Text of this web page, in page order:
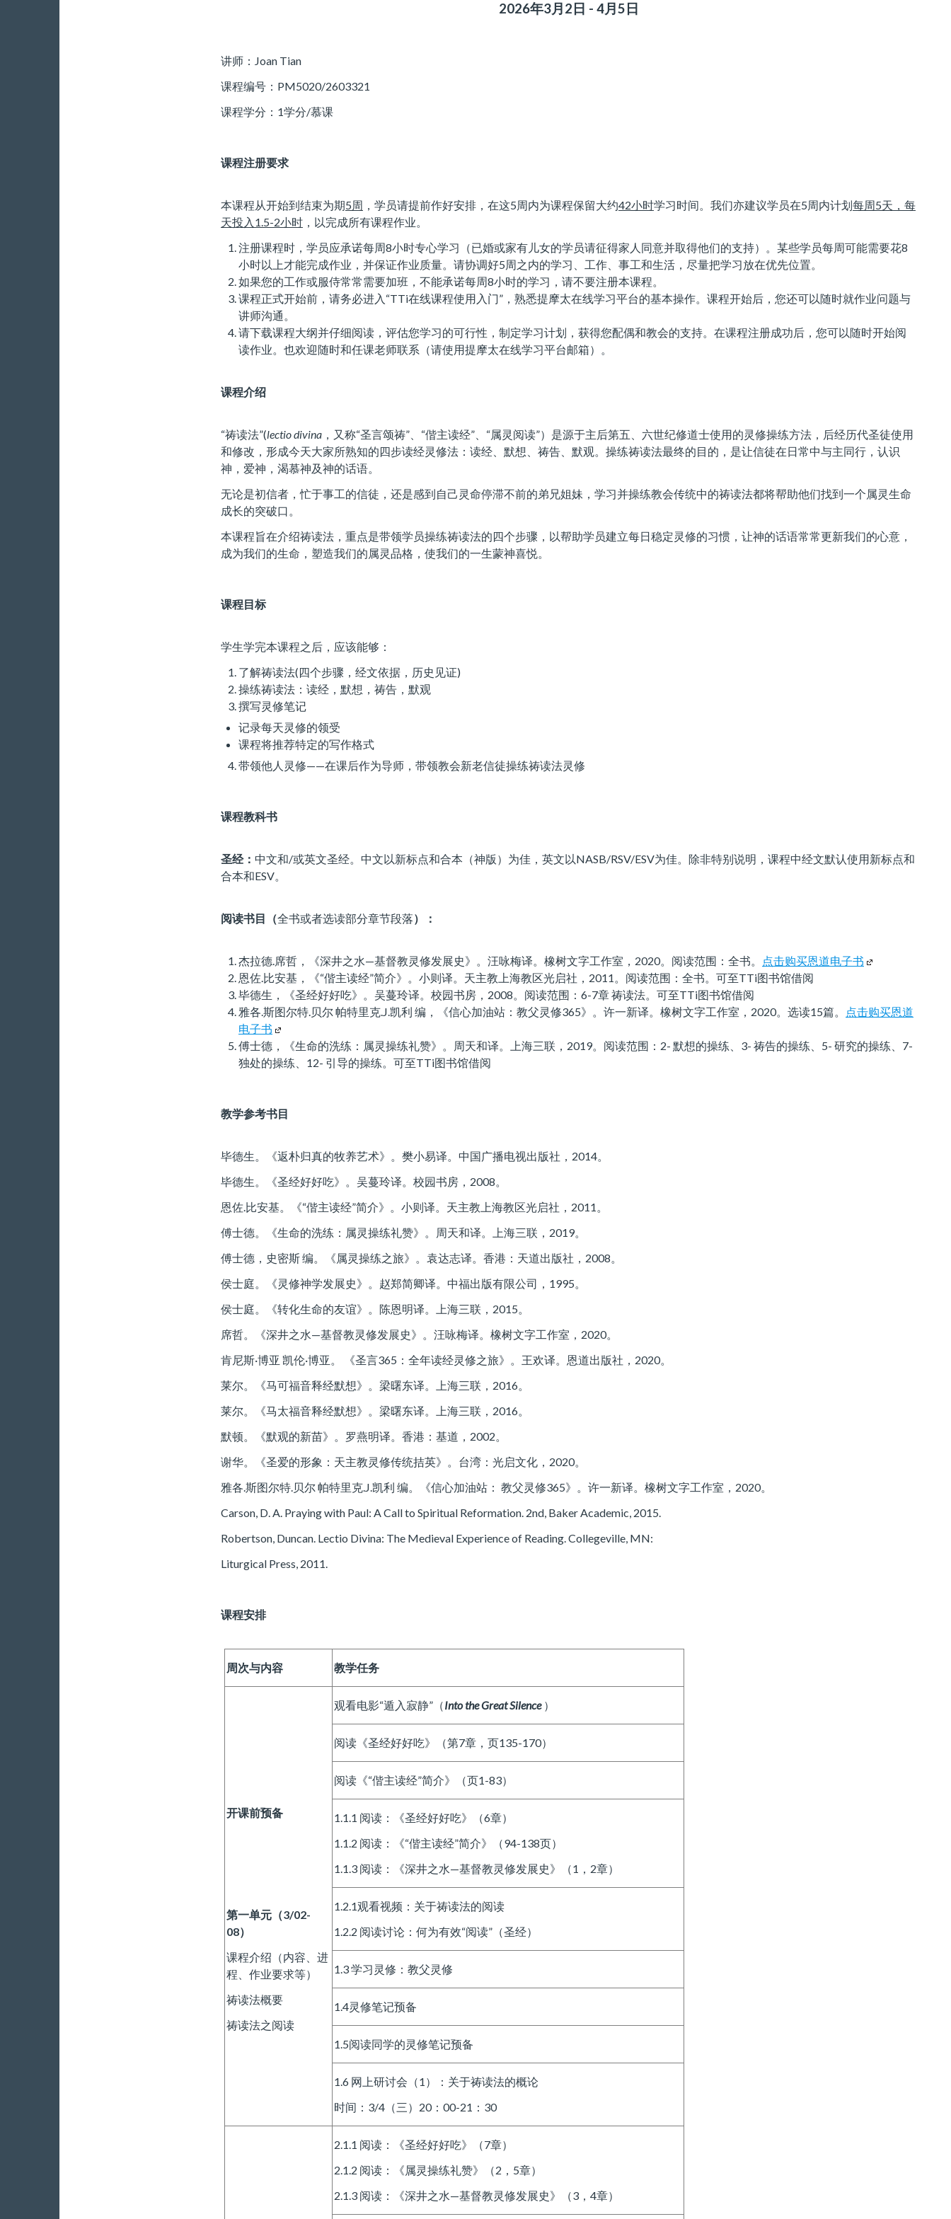
2026年3月2日 - 4月5日
讲师：Joan Tian
课程编号：PM5020/2603321
课程学分：1学分/慕课
课程注册要求
本课程从开始到结束为期5周 ，学员请提前作好安排，在这5周内为课程保留大约42小时学习时间。我们亦建议学员在5周内计划每周5天，每
天投入 1.5-2小时 ，以完成所有课程作业。
注册课程时，学员应承诺每周8小时专心学习（已婚或家有儿女的学员请征得家人同意并取得他们的支持）。某些学员每周可能需要花8
小时以上才能完成作业，并保证作业质量。请协调好5周之内的学习、工作、事工和生活，尽量把学习放在优先位置。
如果您的工作或服侍常常需要加班，不能承诺每周8小时的学习，请不要注册本课程。
课程正式开始前，请务必进入“TTi在线课程使用入门”，熟悉提摩太在线学习平台的基本操作。课程开始后，您还可以随时就作业问题与
讲师沟通。
请下载课程大纲并仔细阅读，评估您学习的可行性，制定学习计划，获得您配偶和教会的支持。在课程注册成功后，您可以随时开始阅
读作业。也欢迎随时和任课老师联系（请使用提摩太在线学习平台邮箱）。
课程介绍
“祷读法”(lectio divina ，又称“圣言颂祷”、“偕主读经”、“属灵阅读”）是源于主后第五、六世纪修道士使用的灵修操练方法，后经历代圣徒使用
和修改，形成今天大家所熟知的四步读经灵修法：读经、默想、祷告、默观。操练祷读法最终的目的，是让信徒在日常中与主同行，认识
神，爱神，渴慕神及神的话语。
无论是初信者，忙于事工的信徒，还是感到自己灵命停滞不前的弟兄姐妹，学习并操练教会传统中的祷读法都将帮助他们找到一个属灵生命
成长的突破口。
本课程旨在介绍祷读法，重点是带领学员操练祷读法的四个步骤，以帮助学员建立每日稳定灵修的习惯，让神的话语常常更新我们的心意，
成为我们的生命，塑造我们的属灵品格，使我们的一生蒙神喜悦。
课程目标
学生学完本课程之后，应该能够：
了解祷读法(四个步骤，经文依据，历史见证)
操练祷读法：读经，默想，祷告，默观
撰写灵修笔记
记录每天灵修的领受
课程将推荐特定的写作格式
带领他人灵修——在课后作为导师，带领教会新老信徒操练祷读法灵修
课程教科书
圣经： 中文和/或英文圣经。中文以新标点和合本（神版）为佳，英文以NASB/RSV/ESV为佳。除非特别说明，课程中经文默认使用新标点和
合本和ESV。
阅读书目（全书或者选读部分章节段落）：
杰拉德.席哲，《深井之水—基督教灵修发展史》。汪咏梅译。橡树文字工作室，2020。阅读范围：全书。
点击购买恩道电子书
接
外
恩佐.比安基，《“偕主读经”简介》。小则译。天主教上海教区光启社，2011。阅读范围：全书。可至TTi图书馆借阅
毕德生，《圣经好好吃》。吴蔓玲译。校园书房，2008。阅读范围：6-7章 祷读法。可至TTi图书馆借阅
雅各.斯图尔特.贝尔 帕特里克.J.凯利 编，《信心加油站：教父灵修365》。许一新译。橡树文字工作室，2020。选读15篇。
点击购买恩道
电子书
链
外
站
。
傅士德，《生命的洗练：属灵操练礼赞》。周天和译。上海三联，2019。阅读范围：2- 默想的操练、3- 祷告的操练、5- 研究的操练、7-
独处的操练、12- 引导的操练。可至TTi图书馆借阅
教学参考书目
毕德生。《返朴归真的牧养艺术》。樊小易译。中国广播电视出版社，2014。
毕德生。《圣经好好吃》。吴蔓玲译。校园书房，2008。
恩佐.比安基。《“偕主读经”简介》。小则译。天主教上海教区光启社，2011。
傅士德。《生命的洗练：属灵操练礼赞》。周天和译。上海三联，2019。
傅士德，史密斯 编。《属灵操练之旅》。袁达志译。香港：天道出版社，2008。
侯士庭。《灵修神学发展史》。赵郑简卿译。中福出版有限公司，1995。
侯士庭。《转化生命的友谊》。陈恩明译。上海三联，2015。
席哲。《深井之水—基督教灵修发展史》。汪咏梅译。橡树文字工作室，2020。
肯尼斯·博亚 凯伦·博亚。 《圣言365：全年读经灵修之旅》。王欢译。恩道出版社，2020。
莱尔。《马可福音释经默想》。梁曙东译。上海三联，2016。
莱尔。《马太福音释经默想》。梁曙东译。上海三联，2016。
默顿。《默观的新苗》。罗燕明译。香港：基道，2002。
谢华。《圣爱的形象：天主教灵修传统拮英》。台湾：光启文化，2020。
雅各.斯图尔特.贝尔 帕特里克.J.凯利 编。《信心加油站： 教父灵修365》。许一新译。橡树文字工作室，2020。
Carson, D. A. Praying with Paul: A Call to Spiritual Reformation. 2nd, Baker Academic, 2015.
Robertson, Duncan. Lectio Divina: The Medieval Experience of Reading. Collegeville, MN:
Liturgical Press, 2011.
课程安排
周次与内容 教学任务
开课前预备
第一单元（3/02-
08）
课程介绍（内容、进
程、作业要求等）
祷读法概要
祷读法之阅读
观看电影“遁入寂静”（Into the Great Silence）
阅读《圣经好好吃》（第7章，页135-170）
阅读《“偕主读经”简介》（页1-83）
1.1.1 阅读：《圣经好好吃》（6章）
1.1.2 阅读：《“偕主读经”简介》（94-138页）
1.1.3 阅读：《深井之水—基督教灵修发展史》（1，2章）
1.2.1观看视频：关于祷读法的阅读
1.2.2 阅读讨论：何为有效“阅读”（圣经）
1.3 学习灵修：教父灵修
1.4灵修笔记预备
1.5阅读同学的灵修笔记预备
1.6 网上研讨会（1）：关于祷读法的概论
时间：3/4（三）20：00-21：30
2.1.1 阅读：《圣经好好吃》（7章）
2.1.2 阅读：《属灵操练礼赞》（2，5章）
2.1.3 阅读：《深井之水—基督教灵修发展史》（3，4章）